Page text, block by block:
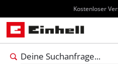
Kostenloser